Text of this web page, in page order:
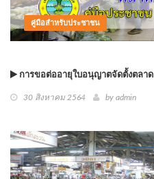
คู่มือสำหรับประชาชน
การขอต่ออายุใบอนุญาตจัดตั้งตลาด
30 สิงหาคม 2564 by admin